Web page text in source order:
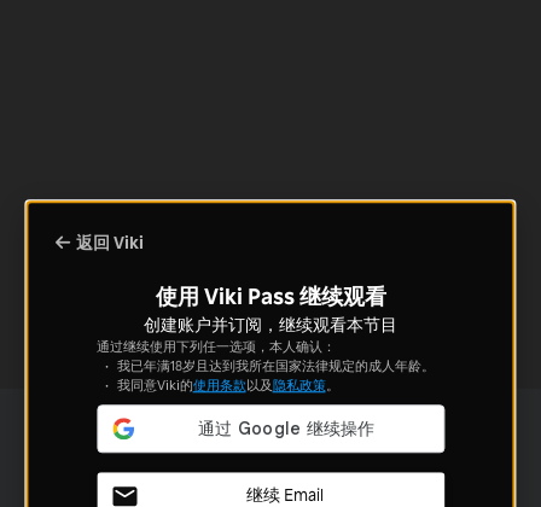
返回 Viki
使用 Viki Pass 继续观看
创建账户并订阅，继续观看本节目
通过继续使用下列任一选项，本人确认：
我已年满18岁且达到我所在国家法律规定的成人年龄。
我同意Viki的使用条款以及隐私政策。
继续 Email